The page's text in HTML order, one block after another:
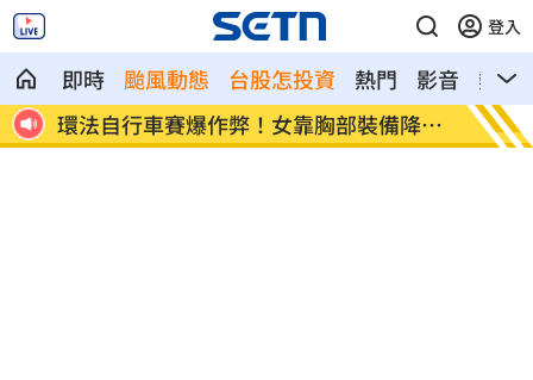
登入
即時 颱風動態 台股怎投資 熱門 影音
熱搜
風
學霸牙醫槓離職員工 為3萬筆電互告慘勝 俄羅